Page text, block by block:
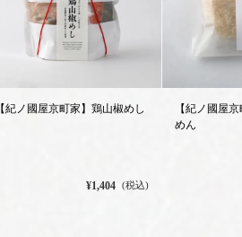
【紀ノ國屋京町家】鶏山椒めし
¥1,404 (税込)
【紀ノ國屋
めん